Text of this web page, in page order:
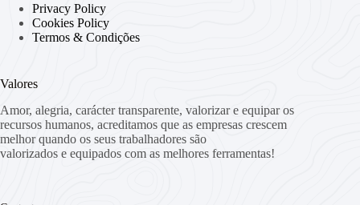
Privacy Policy
Cookies Policy
Termos & Condições
Valores
Amor, alegria, carácter transparente, valorizar e equipar os
recursos humanos, acreditamos que as empresas crescem
melhor quando os seus trabalhadores são
valorizados e equipados com as melhores ferramentas!